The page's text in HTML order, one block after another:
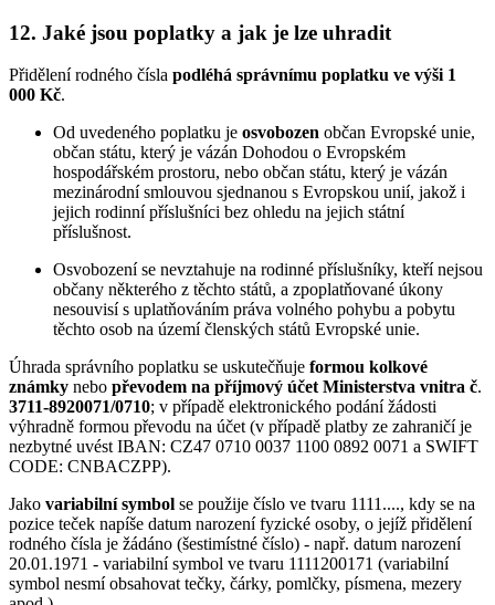
12. Jaké jsou poplatky a jak je lze uhradit
Přidělení rodného čísla podléhá správnímu poplatku ve výši 1
000 Kč.
Od uvedeného poplatku je osvobozen občan Evropské unie,
občan státu, který je vázán Dohodou o Evropském
hospodářském prostoru, nebo občan státu, který je vázán
mezinárodní smlouvou sjednanou s Evropskou unií, jakož i
jejich rodinní příslušníci bez ohledu na jejich státní
příslušnost.
Osvobození se nevztahuje na rodinné příslušníky, kteří nejsou
občany některého z těchto států, a zpoplatňované úkony
nesouvisí s uplatňováním práva volného pohybu a pobytu
těchto osob na území členských států Evropské unie.
Úhrada správního poplatku se uskutečňuje formou kolkové
známky nebo převodem na příjmový účet Ministerstva vnitra č.
3711-8920071/0710; v případě elektronického podání žádosti
výhradně formou převodu na účet (v případě platby ze zahraničí je
nezbytné uvést IBAN: CZ47 0710 0037 1100 0892 0071 a SWIFT
CODE: CNBACZPP).
Jako variabilní symbol se použije číslo ve tvaru 1111...., kdy se na
pozice teček napíše datum narození fyzické osoby, o jejíž přidělení
rodného čísla je žádáno (šestimístné číslo) - např. datum narození
20.01.1971 - variabilní symbol ve tvaru 1111200171 (variabilní
symbol nesmí obsahovat tečky, čárky, pomlčky, písmena, mezery